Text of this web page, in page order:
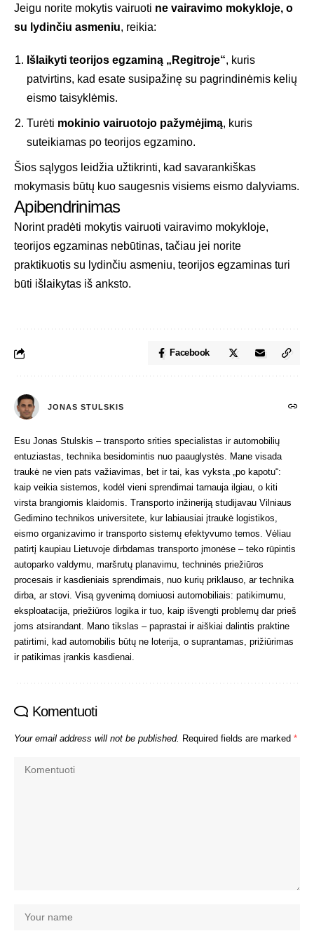
Jeigu norite mokytis vairuoti ne vairavimo mokykloje, o
su lydinčiu asmeniu, reikia:
Išlaikyti teorijos egzaminą „Regitroje“, kuris
patvirtins, kad esate susipažinę su pagrindinėmis kelių
eismo taisyklėmis.
Turėti mokinio vairuotojo pažymėjimą, kuris
suteikiamas po teorijos egzamino.
Šios sąlygos leidžia užtikrinti, kad savarankiškas
mokymasis būtų kuo saugesnis visiems eismo dalyviams.
Apibendrinimas
Norint pradėti mokytis vairuoti vairavimo mokykloje,
teorijos egzaminas nebūtinas, tačiau jei norite
praktikuotis su lydinčiu asmeniu, teorijos egzaminas turi
būti išlaikytas iš anksto.
Facebook
JONAS STULSKIS
Esu Jonas Stulskis – transporto srities specialistas ir automobilių
entuziastas, technika besidomintis nuo paauglystės. Mane visada
traukė ne vien pats važiavimas, bet ir tai, kas vyksta „po kapotu“:
kaip veikia sistemos, kodėl vieni sprendimai tarnauja ilgiau, o kiti
virsta brangiomis klaidomis. Transporto inžineriją studijavau Vilniaus
Gedimino technikos universitete, kur labiausiai įtraukė logistikos,
eismo organizavimo ir transporto sistemų efektyvumo temos. Vėliau
patirtį kaupiau Lietuvoje dirbdamas transporto įmonėse – teko rūpintis
autoparko valdymu, maršrutų planavimu, techninės priežiūros
procesais ir kasdieniais sprendimais, nuo kurių priklauso, ar technika
dirba, ar stovi. Visą gyvenimą domiuosi automobiliais: patikimumu,
eksploatacija, priežiūros logika ir tuo, kaip išvengti problemų dar prieš
joms atsirandant. Mano tikslas – paprastai ir aiškiai dalintis praktine
patirtimi, kad automobilis būtų ne loterija, o suprantamas, prižiūrimas
ir patikimas įrankis kasdienai.
Komentuoti
Your email address will not be published. Required fields are marked *